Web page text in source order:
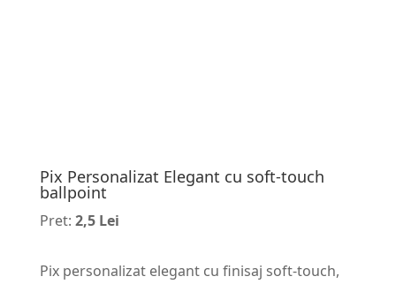
Pix Personalizat Elegant cu soft-touch
ballpoint
Pret: 2,5 Lei
Pix personalizat elegant cu finisaj soft-touch,